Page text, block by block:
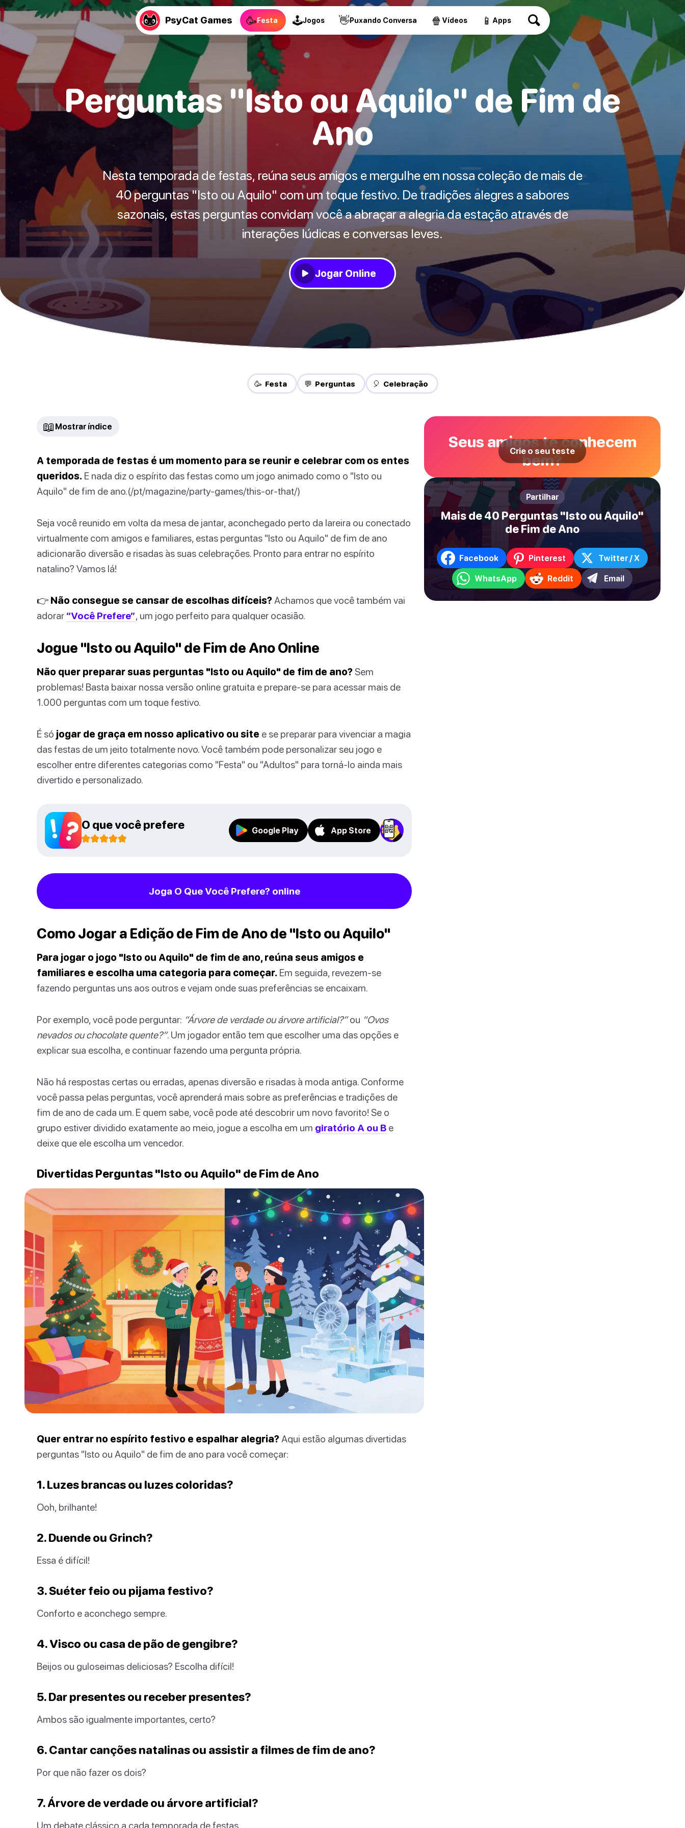
PsyCat Games 🥳Festa 🕹Jogos 👋Puxando Conversa 🍿 Vídeos 📱 Apps
Perguntas "Isto ou Aquilo" de Fim de
Ano
Nesta temporada de festas, reúna seus amigos e mergulhe em nossa coleção de mais de
40 perguntas "Isto ou Aquilo" com um toque festivo. De tradições alegres a sabores
sazonais, estas perguntas convidam você a abraçar a alegria da estação através de
interações lúdicas e conversas leves.
Jogar Online
🥳 Festa 💬 Perguntas 🎈 Celebração
📖 Mostrar índice
A temporada de festas é um momento para se reunir e celebrar com os entes
queridos. E nada diz o espírito das festas como um jogo animado como o "Isto ou
Aquilo" de fim de ano.(/pt/magazine/party-games/this-or-that/)
Seja você reunido em volta da mesa de jantar, aconchegado perto da lareira ou conectado
virtualmente com amigos e familiares, estas perguntas "Isto ou Aquilo" de fim de ano
adicionarão diversão e risadas às suas celebrações. Pronto para entrar no espírito
natalino? Vamos lá!
👉 Não consegue se cansar de escolhas difíceis?Achamos que você também vai
adorar “Você Prefere”, um jogo perfeito para qualquer ocasião.
Jogue "Isto ou Aquilo" de Fim de Ano Online
Não quer preparar suas perguntas "Isto ou Aquilo" de fim de ano? Sem
problemas! Basta baixar nossa versão online gratuita e prepare-se para acessar mais de
1.000 perguntas com um toque festivo.
É só jogar de graça em nosso aplicativo ou site e se preparar para vivenciar a magia
das festas de um jeito totalmente novo. Você também pode personalizar seu jogo e
escolher entre diferentes categorias como "Festa" ou "Adultos" para torná-lo ainda mais
divertido e personalizado.
O que você prefere Google Play App Store
Joga O Que Você Prefere? online
Como Jogar a Edição de Fim de Ano de "Isto ou Aquilo"
Para jogar o jogo "Isto ou Aquilo" de fim de ano, reúna seus amigos e
familiares e escolha uma categoria para começar. Em seguida, revezem-se
fazendo perguntas uns aos outros e vejam onde suas preferências se encaixam.
Por exemplo, você pode perguntar: “Árvore de verdade ou árvore artificial?”ou “Ovos
nevados ou chocolate quente?”. Um jogador então tem que escolher uma das opções e
explicar sua escolha, e continuar fazendo uma pergunta própria.
Não há respostas certas ou erradas, apenas diversão e risadas à moda antiga. Conforme
você passa pelas perguntas, você aprenderá mais sobre as preferências e tradições de
fim de ano de cada um. E quem sabe, você pode até descobrir um novo favorito! Se o
grupo estiver dividido exatamente ao meio, jogue a escolha em um giratório A ou B e
deixe que ele escolha um vencedor.
Divertidas Perguntas "Isto ou Aquilo" de Fim de Ano
Quer entrar no espírito festivo e espalhar alegria?Aqui estão algumas divertidas
perguntas "Isto ou Aquilo" de fim de ano para você começar:
1. Luzes brancas ou luzes coloridas?
Ooh, brilhante!
2. Duende ou Grinch?
Essa é difícil!
3. Suéter feio ou pijama festivo?
Conforto e aconchego sempre.
4. Visco ou casa de pão de gengibre?
Beijos ou guloseimas deliciosas? Escolha difícil!
5. Dar presentes ou receber presentes?
Ambos são igualmente importantes, certo?
6. Cantar canções natalinas ou assistir a filmes de fim de ano?
Por que não fazer os dois?
7. Árvore de verdade ou árvore artificial?
Um debate clássico a cada temporada de festas.
Seus amigos te conhecem
bem?
Crie o seu teste
Partilhar
Mais de 40 Perguntas "Isto ou Aquilo"
de Fim de Ano
Facebook Pinterest Twitter / X
WhatsApp Reddit Email